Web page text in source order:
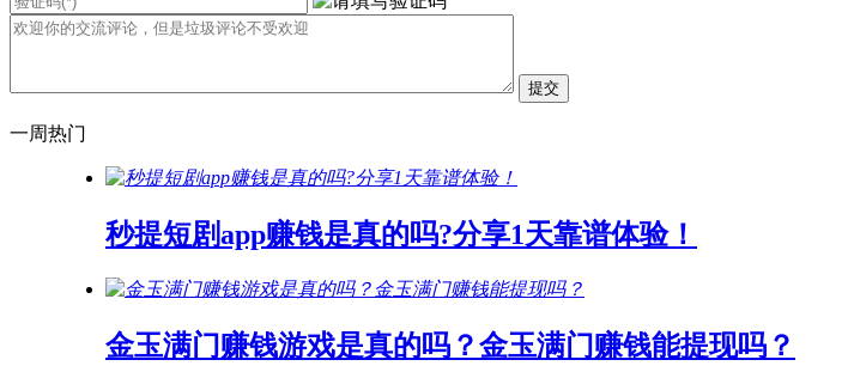
一周热门
秒提短剧app赚钱是真的吗?分享1天靠谱体验！
金玉满门赚钱游戏是真的吗？金玉满门赚钱能提现吗？